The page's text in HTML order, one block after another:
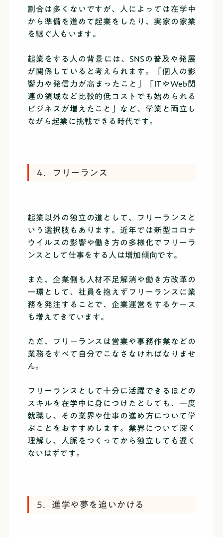
割合は多くないですが、人によっては在学中
から準備を進めて起業をしたり、実家の家業
を継ぐ人もいます。
起業をする人の背景には、SNSの普及や発展
が関係していると考えられます。「個人の影
響力や発信力が高まったこと」「ITやWeb関
連の領域など比較的低コストでも始められる
ビジネスが増えたこと」など、学業と両立し
ながら起業に挑戦できる時代です。
4．フリーランス
起業以外の独立の道として、フリーランスと
いう選択肢もあります。近年では新型コロナ
ウイルスの影響や働き方の多様化でフリーラ
ンスとして仕事をする人は増加傾向です。
また、企業側も人材不足解消や働き方改革の
一環として、社員を抱えずフリーランスに業
務を発注することで、企業運営をするケース
も増えてきています。
ただ、フリーランスは営業や事務作業などの
業務をすべて自分でこなさなければなりませ
ん。
フリーランスとして十分に活躍できるほどの
スキルを在学中に身につけたとしても、一度
就職し、その業界や仕事の進め方について学
ぶことをおすすめします。業界について深く
理解し、人脈をつくってから独立しても遅く
ないはずです。
5．進学や夢を追いかける